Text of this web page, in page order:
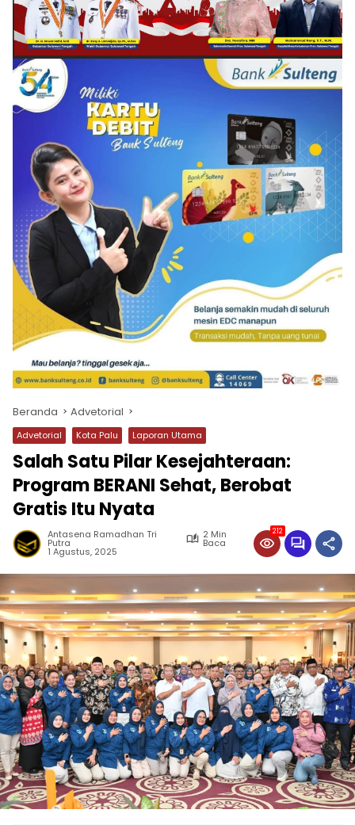
Beranda Advetorial
Advetorial Kota Palu Laporan Utama
Salah Satu Pilar Kesejahteraan:
Program BERANI Sehat, Berobat
Gratis Itu Nyata
Antasena Ramadhan Tri
Putra
2 Min
Baca
1 Agustus, 2025
212